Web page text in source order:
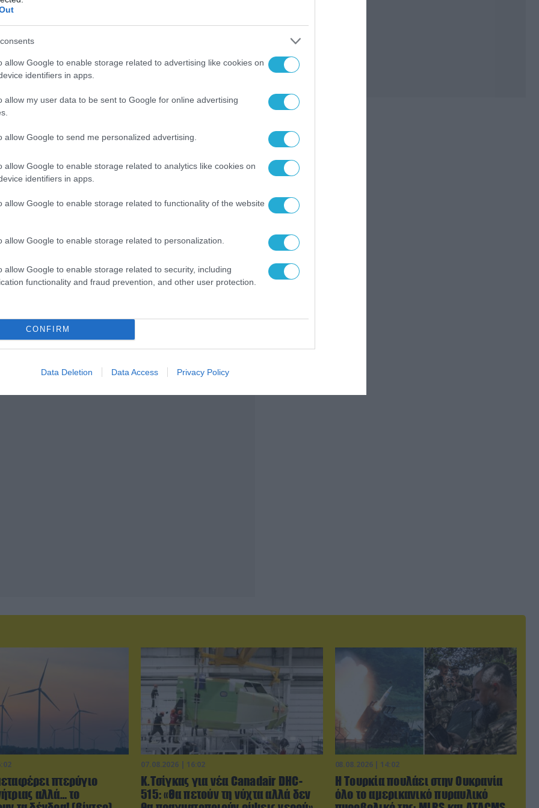
allow Google to enable storage related to advertising like cookies on
identifiers in apps.
allow my user data to be sent to Google for online advertising
allow Google to send me personalized advertising.
allow Google to enable storage related to analytics like cookies on
identifiers in apps.
allow Google to enable storage related to functionality of the website
allow Google to enable storage related to personalization.
allow Google to enable storage related to security, including
functionality and fraud prevention, and other user protection.
CONFIRM
Data Deletion Data Access Privacy Policy
εσωτερικό και αυτοκρατορικός στο
έκοψε απότομα και μάλιστα αυτό συνέβη
συζήτησης για την δημοκρατία.
σου και είπες αρκετά», του είπε
απόλυτο τρόπο.
Jeffrey Sachs έγινε κατά την διάρκεια του
και Ρωσία». Η εκδήλωση καταγράφηκε στις
στο Ζάππειο Μέγαρο στην Αθήνα, Ελλάδα.
πτερύγιο
αλλά… το
07.08.2026 | 16:02
Κ.Τσίγκας για νέα Canadair DHC-
515: «Θα πετούν τη νύχτα αλλά δεν
08.08.2026 | 14:02
Η Τουρκία πουλάει στην Ουκρανία
όλο το αμερικανικό πυραυλικό